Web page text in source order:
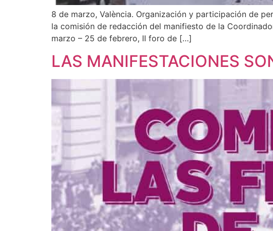
8 de marzo, València. Organización y participación de
la comisión de redacción del manifiesto de la
marzo – 25 de febrero, II foro de […]
LAS MANIFESTACIONES